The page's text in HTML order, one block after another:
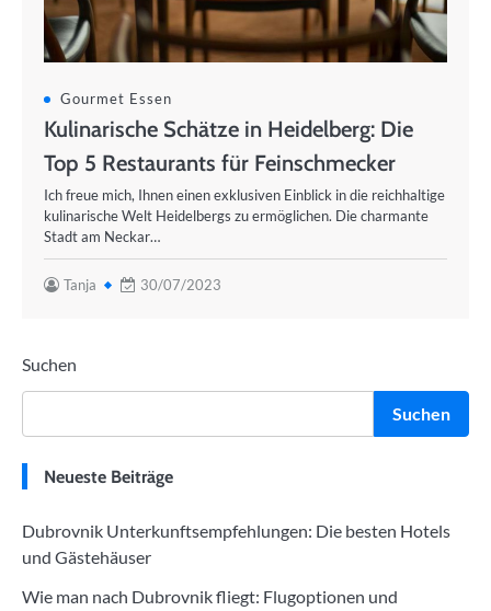
Gourmet Essen
Kulinarische Schätze in Heidelberg: Die
Top 5 Restaurants für Feinschmecker
Ich freue mich, Ihnen einen exklusiven Einblick in die reichhaltige
kulinarische Welt Heidelbergs zu ermöglichen. Die charmante
Stadt am Neckar…
Tanja 30/07/2023
Suchen
Suchen
Neueste Beiträge
Dubrovnik Unterkunftsempfehlungen: Die besten Hotels
und Gästehäuser
Wie man nach Dubrovnik fliegt: Flugoptionen und